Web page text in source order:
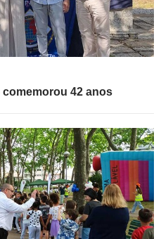
comemorou 42 anos